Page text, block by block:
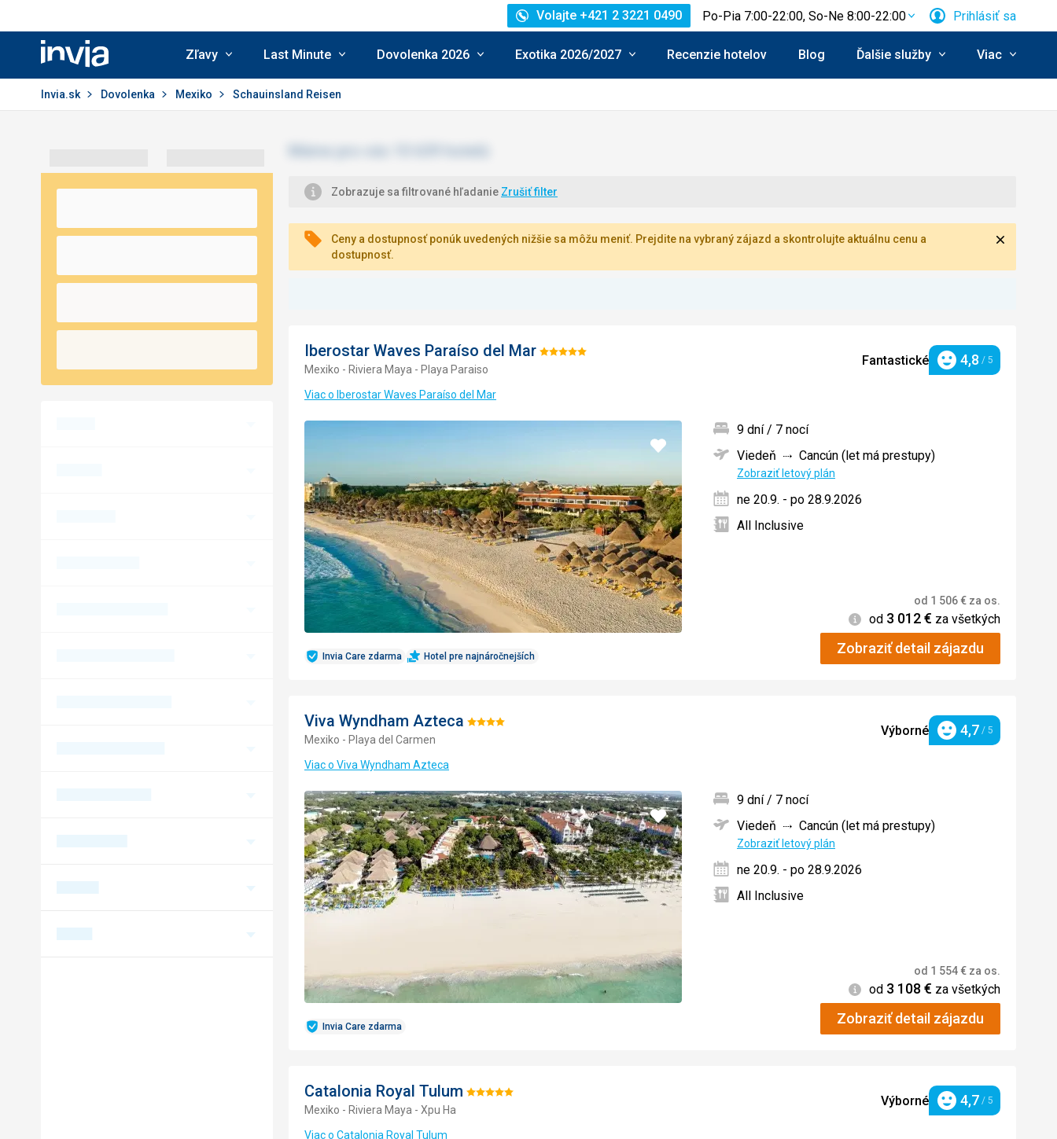
Invia.sk
Volajte +421 2 3221 0490 Po-Pia 7:00-22:00, So-Ne 8:00-22:00 Prihlásiť sa
Zľavy Last Minute Dovolenka 2026 Exotika 2026/2027 Recenzie hotelov Blog Ďalšie služby Viac
Invia.sk Dovolenka Mexiko Schauinsland Reisen
Zobrazuje sa filtrované hľadanie Zrušiť filter
Ceny a dostupnosť ponúk uvedených nižšie sa môžu meniť. Prejdite na vybraný zájazd a skontrolujte aktuálnu cenu a
dostupnosť.
Iberostar Waves Paraíso del Mar Hodnotenie:
Mexiko - Riviera Maya - Playa Paraiso
Fantastické Hodnotenie
4,8 / 5
Viac o Iberostar Waves Paraíso del Mar
Pridať
Invia Care zdarma Hotel pre najnáročnejších
9 dní / 7 nocí
Viedeň
Cancún (let má prestupy)
Zobraziť letový plán
ne 20.9. - po 28.9.2026
All Inclusive
od 1 506€ za os.
Informácie
od 3 012€ za všetkých
Zobraziť detail zájazdu
Viva Wyndham Azteca Hodnotenie:
Mexiko - Playa del Carmen
Výborné Hodnotenie
4,7 / 5
Viac o Viva Wyndham Azteca
Pridať
do
obľúbených
Invia Care zdarma
9 dní / 7 nocí
Viedeň
Cancún (let má prestupy)
Zobraziť letový plán
ne 20.9. - po 28.9.2026
All Inclusive
od 1 554€ za os.
Informácie
od 3 108 € za všetkých
Zobraziť detail zájazdu
Catalonia Royal Tulum Hodnotenie:
Mexiko - Riviera Maya - Xpu Ha
Výborné Hodnotenie
4,7 / 5
Viac o Catalonia Royal Tulum